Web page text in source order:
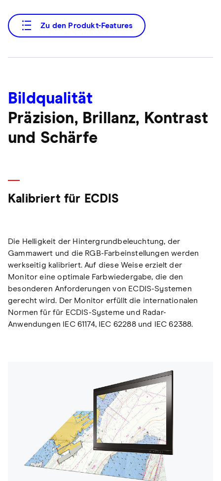
Zu den Produkt-Features
Bildqualität
Präzision, Brillanz, Kontrast
und Schärfe
Kalibriert für ECDIS
Die Helligkeit der Hintergrundbeleuchtung, der
Gammawert und die RGB-Farbeinstellungen werden
werkseitig kalibriert. Auf diese Weise erzielt der
Monitor eine optimale Farbwiedergabe, die den
besonderen Anforderungen von ECDIS-Systemen
gerecht wird. Der Monitor erfüllt die internationalen
Normen für für ECDIS-Systeme und Radar-
Anwendungen IEC 61174, IEC 62288 und IEC 62388.